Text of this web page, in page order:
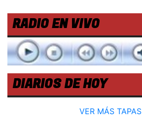
RADIO EN VIVO
DIARIOS DE HOY
VER MÁS TAPAS